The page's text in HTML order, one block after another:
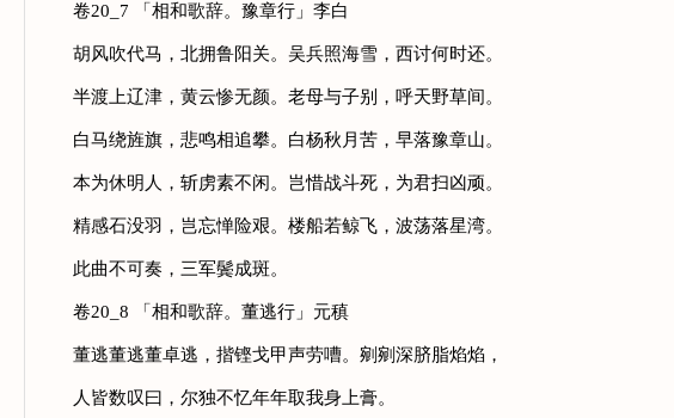
卷20_7 「相和歌辞。豫章行」李白
胡风吹代马，北拥鲁阳关。吴兵照海雪，西讨何时还。
半渡上辽津，黄云惨无颜。老母与子别，呼天野草间。
白马绕旌旗，悲鸣相追攀。白杨秋月苦，早落豫章山。
本为休明人，斩虏素不闲。岂惜战斗死，为君扫凶顽。
精感石没羽，岂忘惮险艰。楼船若鲸飞，波荡落星湾。
此曲不可奏，三军鬓成斑。
卷20_8 「相和歌辞。董逃行」元稹
董逃董逃董卓逃，揩铿戈甲声劳嘈。剜剜深脐脂焰焰，
人皆数叹曰，尔独不忆年年取我身上膏。